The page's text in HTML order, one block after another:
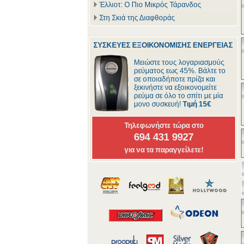
Έλλιοτ: Ο Πιο Μικρός Τάρανδος
Στη Σκιά της Διαφθοράς
ΣΥΣΚΕΥΕΣ ΕΞΟΙΚΟΝΟΜΙΣΗΣ ΕΝΕΡΓΕΙΑΣ
Μειώστε τους λογαριασμούς
ρεύματος εως 45%. Βάλτε το
σε οποιαδήποτε πρίζα και
ξεκινήστε να εξοικονομείτε
ρεύμα σε όλο το σπίτι με μία
μονο συσκευή! Τιμή 15€
Τηλεφωνήστε τώρα στο
694 431 9927
για να τα παραγγείλετε!